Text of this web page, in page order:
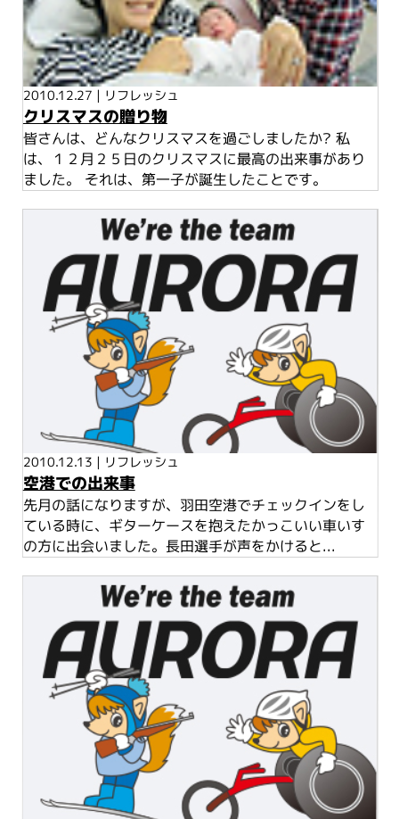
2010.12.27 | リフレッシュ
クリスマスの贈り物
皆さんは、どんなクリスマスを過ごしましたか? 私
は、１２月２５日のクリスマスに最高の出来事があり
ました。 それは、第一子が誕生したことです。
2010.12.13 | リフレッシュ
空港での出来事
先月の話になりますが、羽田空港でチェックインをし
ている時に、ギターケースを抱えたかっこいい車いす
の方に出会いました。長田選手が声をかけると...